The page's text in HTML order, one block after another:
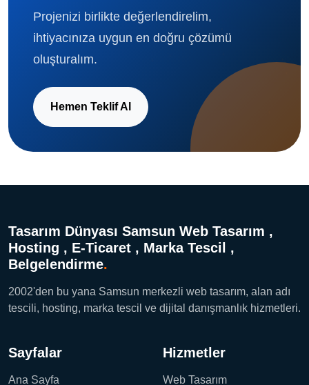
Projenizi birlikte değerlendirelim,
ihtiyacınıza uygun en doğru çözümü
oluşturalım.
Hemen Teklif Al
Tasarım Dünyası Samsun Web Tasarım ,
Hosting , E-Ticaret , Marka Tescil ,
Belgelendirme.
2002'den bu yana Samsun merkezli web tasarım, alan adı
tescili, hosting, marka tescil ve dijital danışmanlık hizmetleri.
Sayfalar
Ana Sayfa
Hizmetler
Web Tasarım